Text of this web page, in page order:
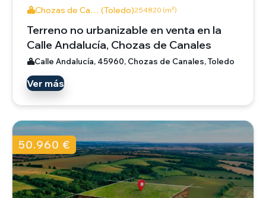
Chozas de Ca… (Toledo)254820 (m²)
Terreno no urbanizable en venta en la
Calle Andalucía, Chozas de Canales
Calle Andalucía, 45960, Chozas de Canales, Toledo
Ver más
50.960 €